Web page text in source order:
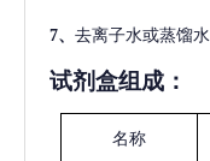
7、 去离子水或蒸馏水
试剂盒组成：
名称